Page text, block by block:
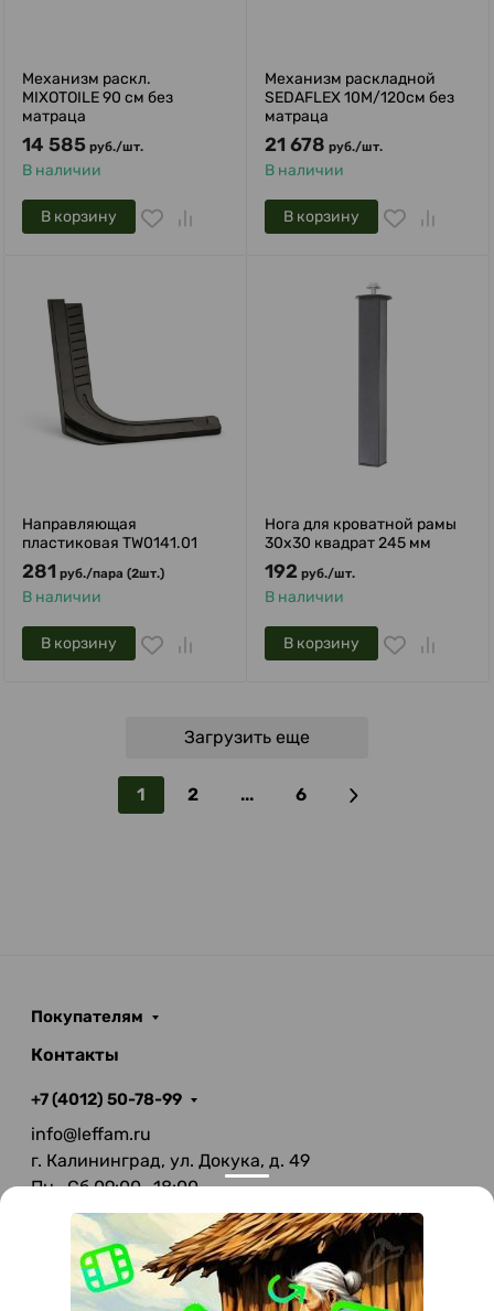
Механизм раскл.
MIXOTOILE 90 см без
матраца
14 585 руб./шт.
В наличии
В корзину
Механизм раскладной
SEDAFLEX 10М/120см без
матраца
21 678 руб./шт.
В наличии
В корзину
Направляющая
пластиковая TW0141.01
281 руб./пара (2шт.)
В наличии
В корзину
Нога для кроватной рамы
30х30 квадрат 245 мм
192 руб./шт.
В наличии
В корзину
Загрузить еще
1 2 ... 6
Покупателям
Контакты
+7 (4012) 50-78-99
info@leffam.ru
г. Калининград, ул. Докука, д. 49
Пн—Сб 09:00—18:00
Вс—Выходной